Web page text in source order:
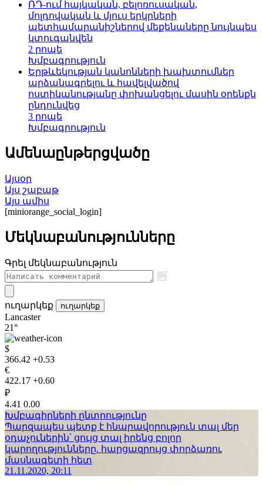
ՌԴ-ում հայկական, բելոռուսական,
մոլդովական և մյուս երկրների
պետհամարանիշներով մեքենաները նույնպես
կտուգանվեն
2 րոպե
Խմբագրություն
Երթևեկության կանոնների խախտումներ
արձանագրելու և հավելվածով
ոստիկանությանը փոխանցելու մասին օրենքն
ընդունվեց
3 րոպե
Խմբագրություն
Ամենաընթերցվածը
Այսօր
Այս շաբաթ
Այս ամիս
[miniorange_social_login]
Մեկնաբանությունները
Գրել մեկնաբանություն
ուղարկեք ուղարկեք
Lancaster
21°
$
366.42 +0.53
€
422.17 +0.60
₽
4.41 0.00
Խմբագիրների ընտրությունը
Պարզապես պետք է հնարավորություն տալ մեր
օդաչուներին՝ ցույց տալ իրենց բոլոր
կարողությունները. հարցազրույց փորձառու
մասնագետի հետ
21.11.2020, 20:11